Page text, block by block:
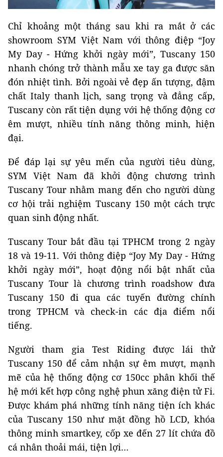
Chỉ khoảng một tháng sau khi ra mắt ở các
showroom SYM Việt Nam với thông điệp “Joy
My Day - Hứng khởi ngày mới”, Tuscany 150
nhanh chóng trở thành mẫu xe tay ga được săn
đón nhiệt tình. Bởi ngoài vẻ đẹp ấn tượng, đậm
chất Italy thanh lịch, sang trọng và đẳng cấp,
Tuscany còn rất tiện dụng với hệ thống động cơ
êm mượt, nhiều tính năng thông minh, hiện
đại.
Để đáp lại sự yêu mến của người tiêu dùng,
SYM Việt Nam đã khởi động chương trình
Tuscany Tour nhằm mang đến cho người dùng
cơ hội trải nghiệm Tuscany 150 một cách trực
quan sinh động nhất.
Tuscany Tour bắt đầu tại TPHCM trong 2 ngày
18 và 19-11. Với thông điệp “Joy My Day - Hứng
khởi ngày mới”, hoạt động nổi bật nhất của
Tuscany Tour là chương trình roadshow đưa
Tuscany 150 đi qua các tuyến đường chính
trong TPHCM và check-in các địa điểm nổi
tiếng.
Người tham gia Test Riding được lái thử
Tuscany 150 để cảm nhận sự êm mượt, mạnh
mẽ của hệ thống động cơ 150cc phân khối thế
hệ mới kết hợp công nghệ phun xăng điện tử Fi.
Được khám phá những tính năng tiện ích khác
của Tuscany 150 như mặt đồng hồ LCD, khóa
thông minh smartkey, cốp xe đến 27 lít chứa đồ
cá nhân thoải mái, tiện lợi…